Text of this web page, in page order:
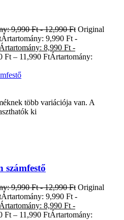
9,990 Ft - 12,990 Ft Original
9,990 Ft -
Ártartomány: 8,990 Ft -
Ft – 11,990 FtÁrtartomány:
több variációja van. A
ki
számfestő
9,990 Ft - 12,990 Ft Original
9,990 Ft -
8,990 Ft -
Ft – 11,990 FtÁrtartomány: